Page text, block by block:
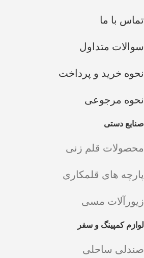
تماس با ما
سوالات متداول
نحوه خرید و پرداخت
نحوه مرجوعی
صنایع دستی
محصولات قلم زنی
پارچه های قلمکاری
زیورآلات مسی
لوازم کمپینگ و سفر
صندلی ساحلی